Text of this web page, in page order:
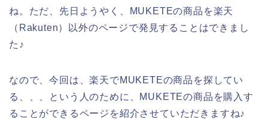
ね。ただ、先日ようやく、MUKETEの商品を楽天
（Rakuten）以外のページで発見することはできまし
た♪
なので、今回は、楽天でMUKETEの商品を探してい
る、、、という人のために、MUKETEの商品を購入す
ることができるページを紹介させていただきますね♪